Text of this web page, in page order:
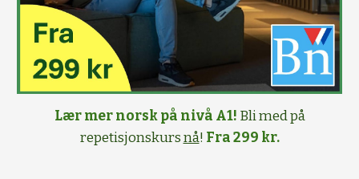
Lær mer norsk på nivå A1! Bli med på
repetisjonskursnå! Fra 299 kr.